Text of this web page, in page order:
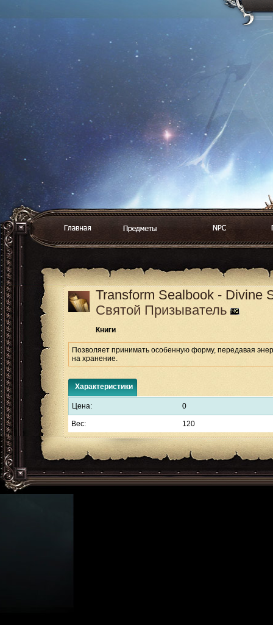
Transform Sealbook - Divine
Святой Призыватель
Книги
Позволяет принимать особенную форму, передавая
на хранение.
Характеристики
Цена: 0
Вес: 120